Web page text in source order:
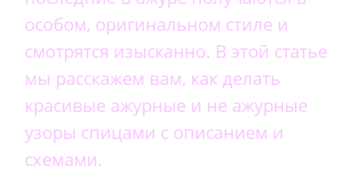
особом, оригинальном стиле и
смотрятся изысканно. В этой статье
мы расскажем вам, как делать
красивые ажурные и не ажурные
узоры спицами с описанием и
схемами.